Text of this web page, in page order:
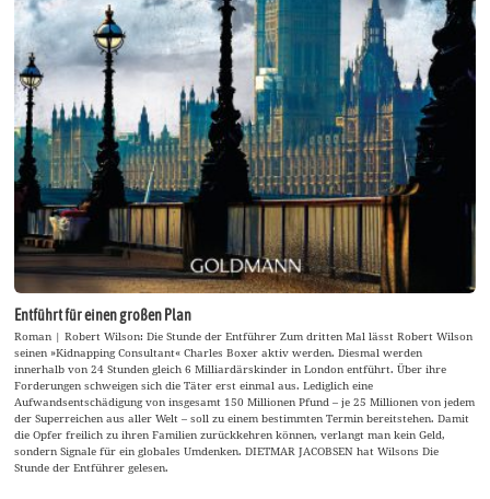
Entführt für einen großen Plan
Roman | Robert Wilson: Die Stunde der Entführer Zum dritten Mal lässt Robert Wilson
seinen »Kidnapping Consultant« Charles Boxer aktiv werden. Diesmal werden
innerhalb von 24 Stunden gleich 6 Milliardärskinder in London entführt. Über ihre
Forderungen schweigen sich die Täter erst einmal aus. Lediglich eine
Aufwandsentschädigung von insgesamt 150 Millionen Pfund – je 25 Millionen von jedem
der Superreichen aus aller Welt – soll zu einem bestimmten Termin bereitstehen. Damit
die Opfer freilich zu ihren Familien zurückkehren können, verlangt man kein Geld,
sondern Signale für ein globales Umdenken. DIETMAR JACOBSEN hat Wilsons Die
Stunde der Entführer gelesen.